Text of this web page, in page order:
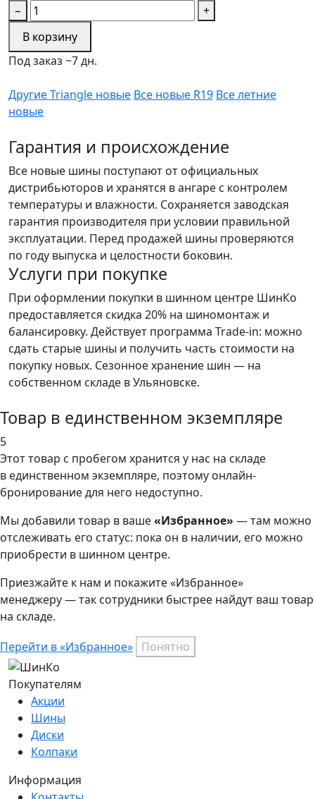
−
+
В корзину
Под заказ ~7 дн.
Другие Triangle новые Все новые R19 Все летние
новые
Гарантия и происхождение
Все новые шины поступают от официальных
дистрибьюторов и хранятся в ангаре с контролем
температуры и влажности. Сохраняется заводская
гарантия производителя при условии правильной
эксплуатации. Перед продажей шины проверяются
по году выпуска и целостности боковин.
Услуги при покупке
При оформлении покупки в шинном центре ШинКо
предоставляется скидка 20% на шиномонтаж и
балансировку. Действует программа Trade-in: можно
сдать старые шины и получить часть стоимости на
покупку новых. Сезонное хранение шин — на
собственном складе в Ульяновске.
Товар в единственном экземпляре
5
Этот товар с пробегом хранится у нас на складе
в единственном экземпляре, поэтому онлайн-
бронирование для него недоступно.
Мы добавили товар в ваше«Избранное» — там можно
отслеживать его статус: пока он в наличии, его можно
приобрести в шинном центре.
Приезжайте к нам и покажите «Избранное»
менеджеру — так сотрудники быстрее найдут ваш товар
на складе.
Перейти в «Избранное» Понятно
Покупателям
Акции
Шины
Диски
Колпаки
Информация